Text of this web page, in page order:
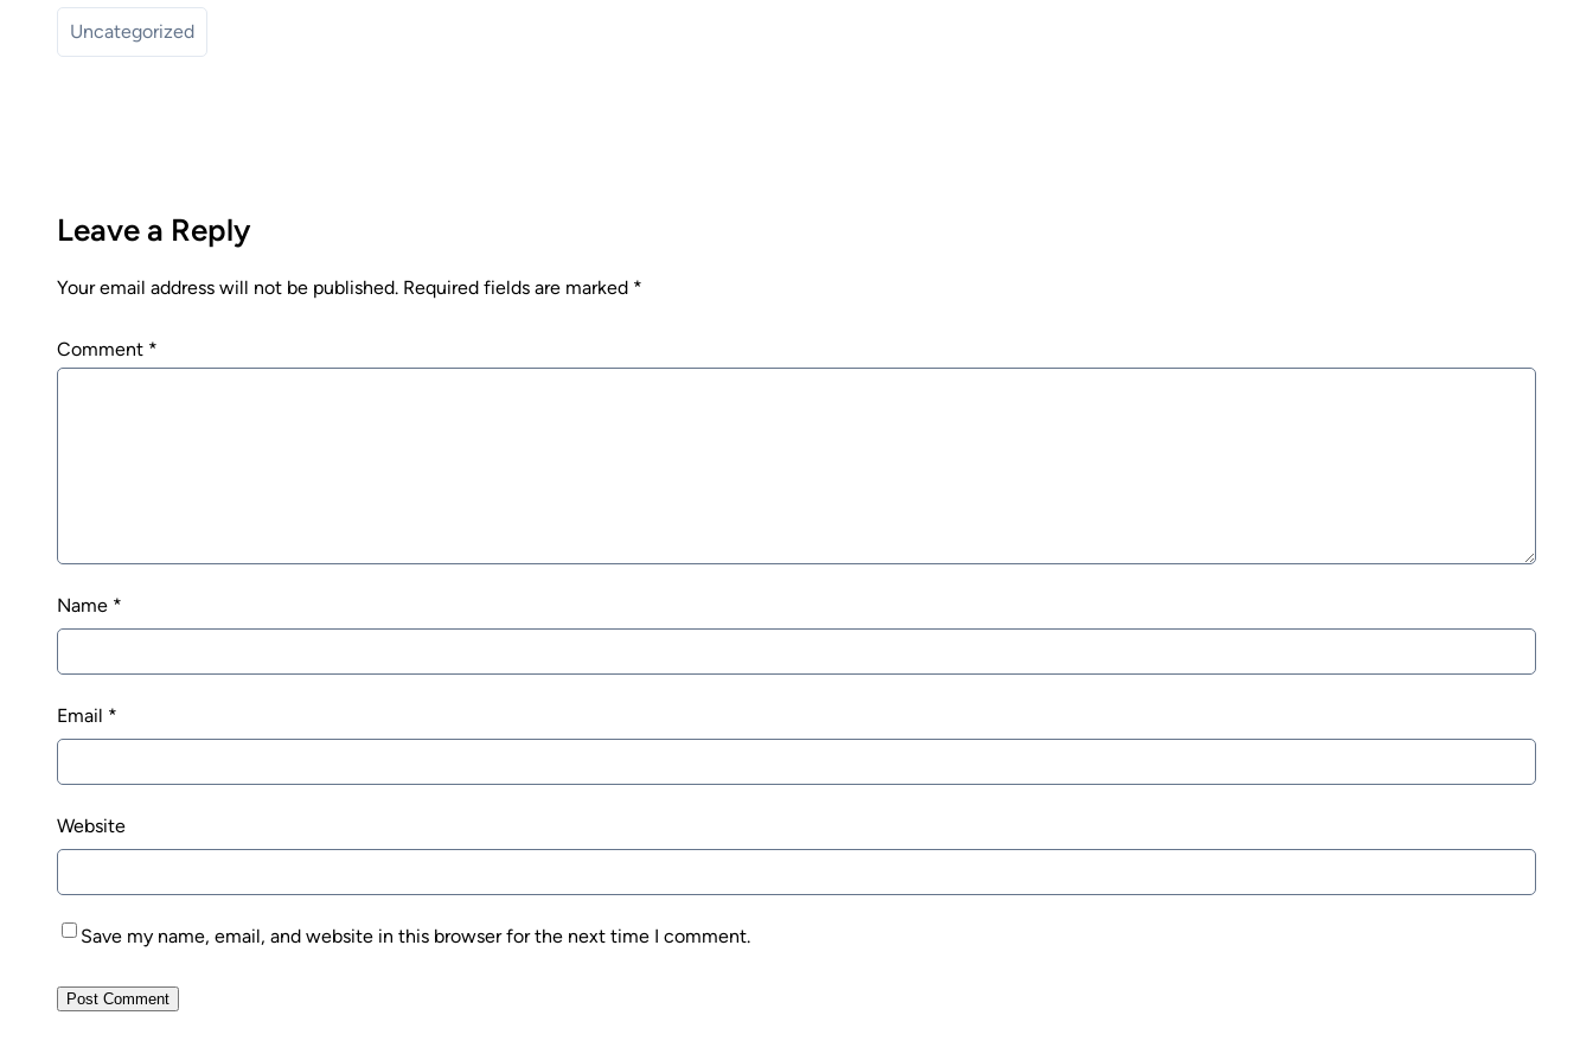
Uncategorized
Leave a Reply
Your email address will not be published. Required fields are marked *
Comment *
Name *
Email *
Website
Save my name, email, and website in this browser for the next time I comment.